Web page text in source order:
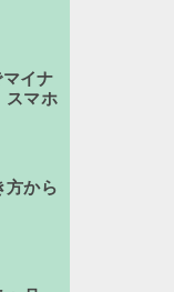
イナ
スマホ
方から